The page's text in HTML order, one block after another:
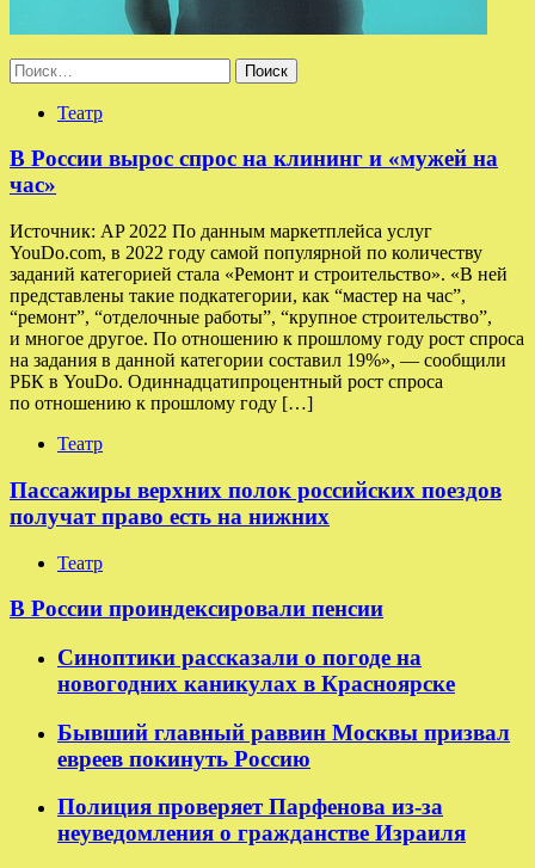
Найти:
Театр
В России вырос спрос на клининг и «мужей на
час»
Источник: AP 2022 По данным маркетплейса услуг
YouDo.com, в 2022 году самой популярной по количеству
заданий категорией стала «Ремонт и строительство». «В ней
представлены такие подкатегории, как “мастер на час”,
“ремонт”, “отделочные работы”, “крупное строительство”,
и многое другое. По отношению к прошлому году рост спроса
на задания в данной категории составил 19%», — сообщили
РБК в YouDo. Одиннадцатипроцентный рост спроса
по отношению к прошлому году […]
Театр
Пассажиры верхних полок российских поездов
получат право есть на нижних
Театр
В России проиндексировали пенсии
Синоптики рассказали о погоде на
новогодних каникулах в Красноярске
Бывший главный раввин Москвы призвал
евреев покинуть Россию
Полиция проверяет Парфенова из-за
неуведомления о гражданстве Израиля